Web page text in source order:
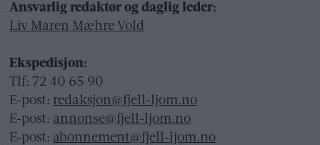
Ansvarlig redaktør og daglig leder:
Liv Maren Mæhre Vold
Ekspedisjon:
Tlf: 72 40 65 90
E-post: redaksjon@fjell-ljom.no
E-post: annonse@fjell-ljom.no
E-post: abonnement@fjell-ljom.no